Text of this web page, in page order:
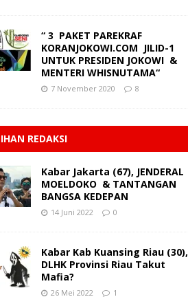
“ 3 PAKET PAREKRAF
KORANJOKOWI.COM JILID-1
UNTUK PRESIDEN JOKOWI &
MENTERI WHISNUTAMA“
7 November 2020 8
REDAKSI
Kabar Jakarta (67), JENDERAL
MOELDOKO & TANTANGAN
BANGSA KEDEPAN
14 Juni 2022 0
Kabar Kab Kuansing Riau (30),
DLHK Provinsi Riau Takut
Mafia?
26 Mei 2022 1